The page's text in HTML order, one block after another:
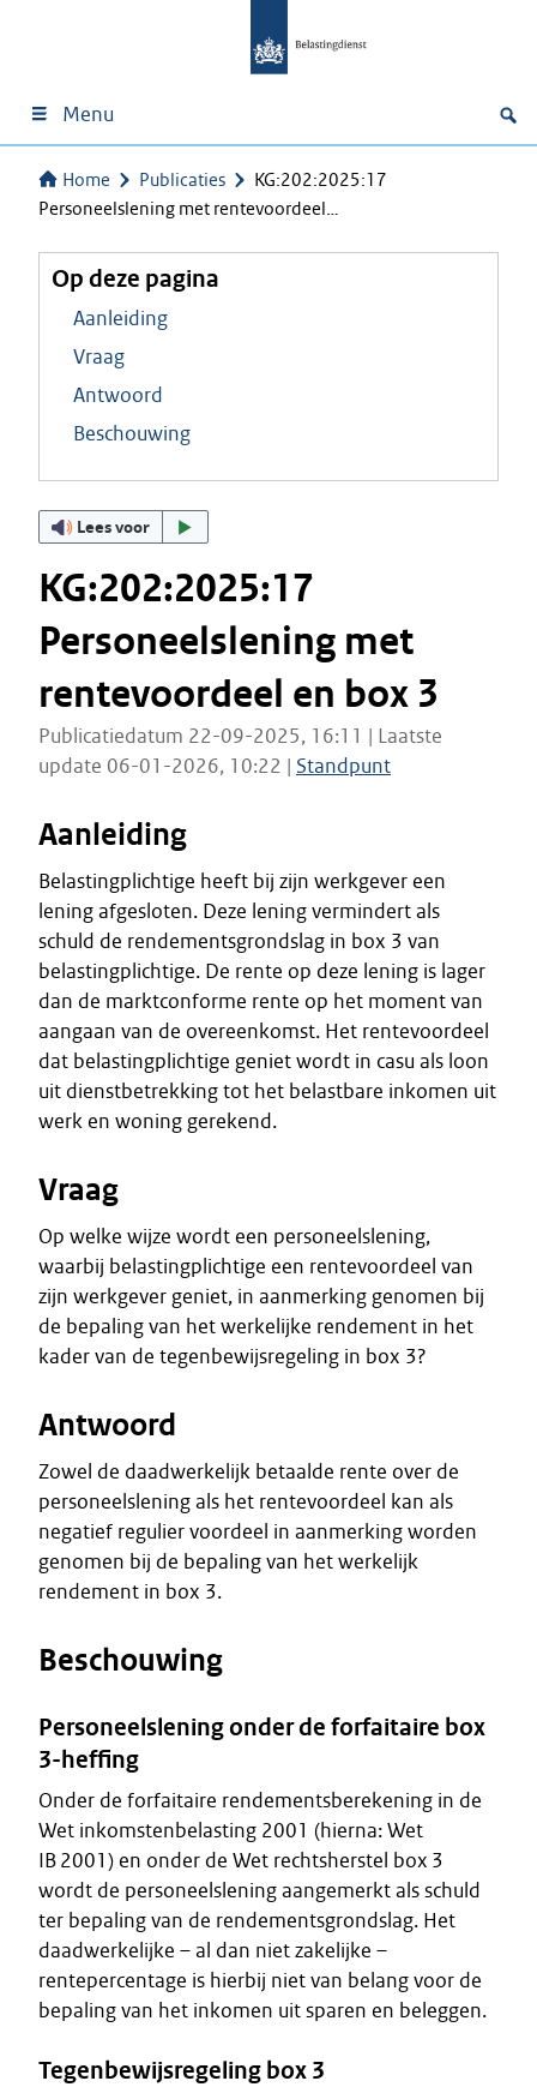
Menu
Home Publicaties
KG:202:2025:17
Personeelslening met rentevoordeel…
Op deze pagina
Aanleiding
Vraag
Antwoord
Beschouwing
Lees voor
KG:202:2025:17
Personeelslening met
rentevoordeel en box 3
Publicatiedatum 22-09-2025, 16:11 | Laatste
update 06-01-2026, 10:22 | Standpunt
Aanleiding
Belastingplichtige heeft bij zijn werkgever een
lening afgesloten. Deze lening vermindert als
schuld de rendementsgrondslag in box 3 van
belastingplichtige. De rente op deze lening is lager
dan de marktconforme rente op het moment van
aangaan van de overeenkomst. Het rentevoordeel
dat belastingplichtige geniet wordt in casu als loon
uit dienstbetrekking tot het belastbare inkomen uit
werk en woning gerekend.
Vraag
Op welke wijze wordt een personeelslening,
waarbij belastingplichtige een rentevoordeel van
zijn werkgever geniet, in aanmerking genomen bij
de bepaling van het werkelijke rendement in het
kader van de tegenbewijsregeling in box 3?
Antwoord
Zowel de daadwerkelijk betaalde rente over de
personeelslening als het rentevoordeel kan als
negatief regulier voordeel in aanmerking worden
genomen bij de bepaling van het werkelijk
rendement in box 3.
Beschouwing
Personeelslening onder de forfaitaire box
3-heffing
Onder de forfaitaire rendementsberekening in de
Wet inkomstenbelasting 2001 (hierna: Wet
IB 2001) en onder de Wet rechtsherstel box 3
wordt de personeelslening aangemerkt als schuld
ter bepaling van de rendementsgrondslag. Het
daadwerkelijke – al dan niet zakelijke –
rentepercentage is hierbij niet van belang voor de
bepaling van het inkomen uit sparen en beleggen.
Tegenbewijsregeling box 3